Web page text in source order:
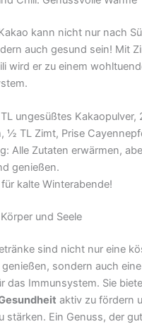
kann nicht nur nach
auch gesund sein! Mit
wird er zu einem
ungesüßtes Kakaopulver,
½ TL Zimt, Prise
Alle Zutaten erwärmen,
genießen.
kalte Winterabende!
und Seele
sind nicht nur eine
sondern auch
das Immunsystem. Sie
aktiv zu fördern
stärken. Ein Genuss, der